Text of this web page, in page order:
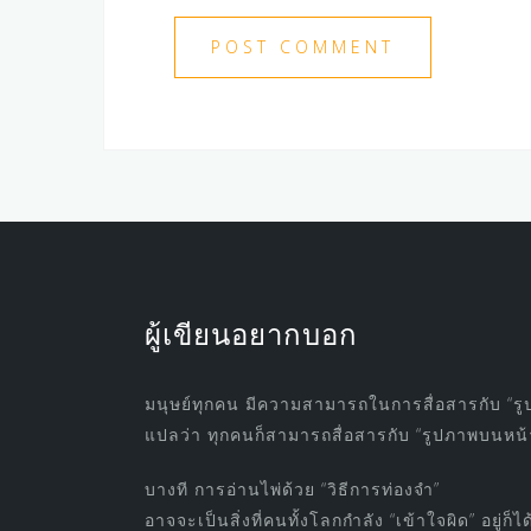
ผู้เขียนอยากบอก
มนุษย์ทุกคน มีความสามารถในการสื่อสารกับ “รู
แปลว่า ทุกคนก็สามารถสื่อสารกับ “รูปภาพบนหน้
บางที การอ่านไพ่ด้วย “วิธีการท่องจำ”
อาจจะเป็นสิ่งที่คนทั้งโลกกำลัง “เข้าใจผิด” อยู่ก็ไ